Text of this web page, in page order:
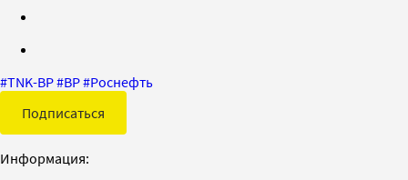
#TNK-BP#BP#Роснефть
Подписаться
Информация: